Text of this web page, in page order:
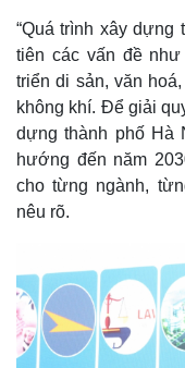
“Quá trình xây dựng
tiên các vấn đề
triển di sản, văn
không khí. Để giải
dựng thành phố Hà
hướng đến năm
cho từng ngành,
nêu rõ.